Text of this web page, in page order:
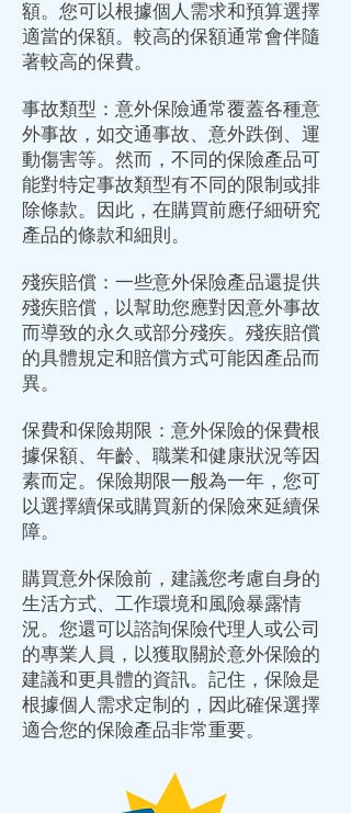
額。您可以根據個人需求和預算選擇
適當的保額。較高的保額通常會伴隨
著較高的保費。
事故類型：意外保險通常覆蓋各種意
外事故，如交通事故、意外跌倒、運
動傷害等。然而，不同的保險產品可
能對特定事故類型有不同的限制或排
除條款。因此，在購買前應仔細研究
產品的條款和細則。
殘疾賠償：一些意外保險產品還提供
殘疾賠償，以幫助您應對因意外事故
而導致的永久或部分殘疾。殘疾賠償
的具體規定和賠償方式可能因產品而
異。
保費和保險期限：意外保險的保費根
據保額、年齡、職業和健康狀況等因
素而定。保險期限一般為一年，您可
以選擇續保或購買新的保險來延續保
障。
購買意外保險前，建議您考慮自身的
生活方式、工作環境和風險暴露情
況。您還可以諮詢保險代理人或公司
的專業人員，以獲取關於意外保險的
建議和更具體的資訊。記住，保險是
根據個人需求定制的，因此確保選擇
適合您的保險產品非常重要。